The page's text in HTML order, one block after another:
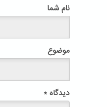
نام شما
موضوع
دیدگاه *